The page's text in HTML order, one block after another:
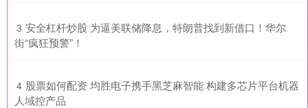
3 ​安全杠杆炒股 为逼美联储降息，特朗普找到新借口！华尔
街“疯狂预警”！
4 ​股票如何配资 均胜电子携手黑芝麻智能 构建多芯片平台机器
人域控产品